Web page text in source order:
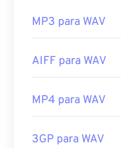
MP3 para WAV
AIFF para WAV
MP4 para WAV
3GP para WAV